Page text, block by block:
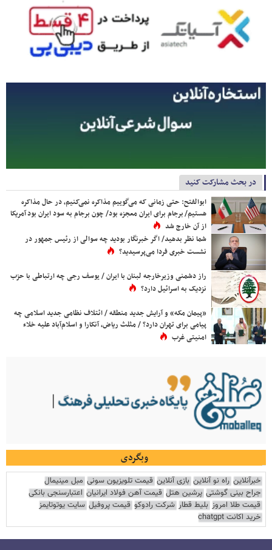
در بحث مشارکت کنید
ابوالفتح: حتی زمانی که می‌گوییم مذاکره نمی‌کنیم، در حال مذاکره
هستیم/ برجام برای ایران معجزه بود/ چون برجام به سود ایران بود آمریکا
از آن خارج شد
شما نظر بدهید/ اگر خبرنگار بودید چه سوالی از رئیس جمهور در
نشست خبری فردا می‌پرسیدید؟
راز دشمنی وزیرخارجه لبنان با ایران / یوسف رجی چه ارتباطی با حزب
نزدیک به اسرائیل دارد؟
«پیمان مکه» و آرایش جدید منطقه / ائتلاف نظامی جدید اسلامی چه
پیامی برای تهران دارد؟ / مثلث ریاض، آنکارا و اسلام‌آباد علیه خلاء
امنیتی غرب
وبگردی
خبرآنلاین راه نو آنلاین بازی آنلاین قیمت تلویزیون سونی مبل مینیمال
جراح بینی گوشتی پرشین هتل قیمت آهن فولاد ایرانیان اعتبارسنجی بانکی
قیمت طلا امروز بلیط قطار شرکت رادوکو قیمت پروفیل سایت یوتوتایمز
خرید اکانت chatgpt